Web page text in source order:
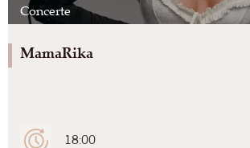
Concerte
MamaRika
18:00